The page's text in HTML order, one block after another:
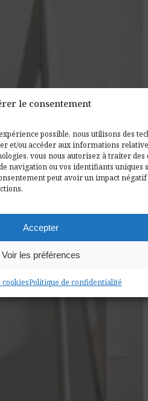
le consentement
possible, nous utilisons des
et/ou accéder aux informations
vous nous autorisez à traiter des
navigation ou vos identifiants uniques
peut avoir un impact
Accepter
Voir les préférences
cookiesPolitique de confidentialité